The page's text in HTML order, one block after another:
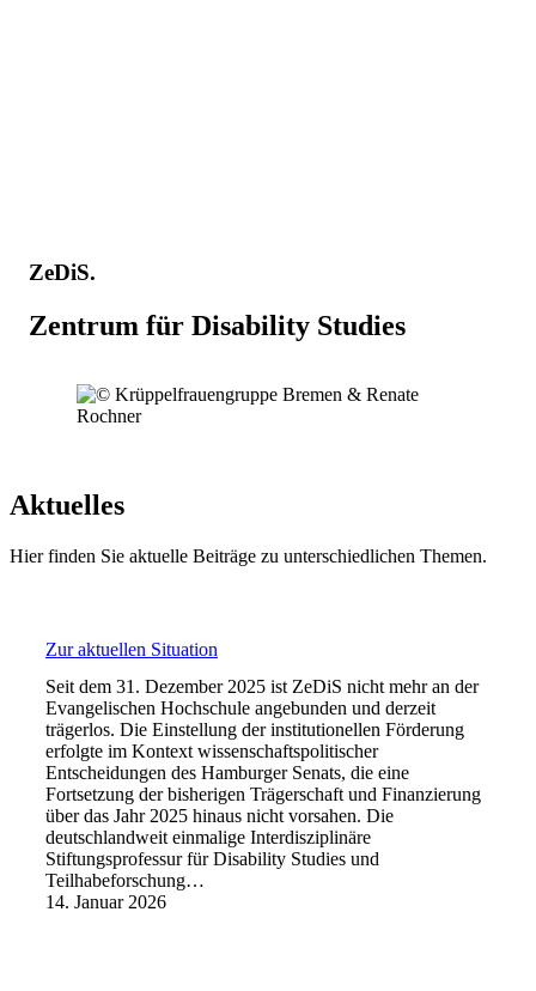
ZeDiS.
Zentrum für Disability Studies
Aktuelles
Hier finden Sie aktuelle Beiträge zu unterschiedlichen Themen.
Zur aktuellen Situation
Seit dem 31. Dezember 2025 ist ZeDiS nicht mehr an der
Evangelischen Hochschule angebunden und derzeit
trägerlos. Die Einstellung der institutionellen Förderung
erfolgte im Kontext wissenschaftspolitischer
Entscheidungen des Hamburger Senats, die eine
Fortsetzung der bisherigen Trägerschaft und Finanzierung
über das Jahr 2025 hinaus nicht vorsahen. Die
deutschlandweit einmalige Interdisziplinäre
Stiftungsprofessur für Disability Studies und
Teilhabeforschung…
14. Januar 2026